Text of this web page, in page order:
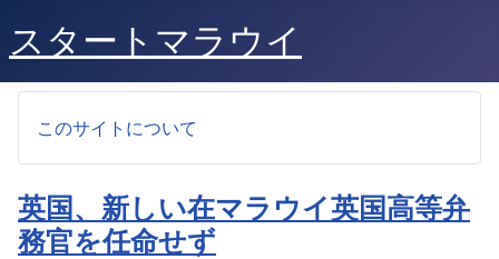
スタートマラウイ
このサイトについて
英国、新しい在マラウイ英国高等弁
務官を任命せず